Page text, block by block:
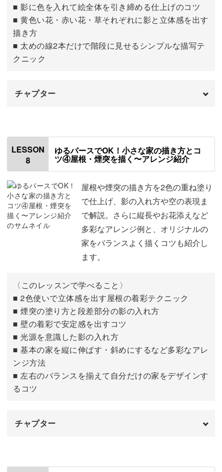
■ 影に色を入れて絵全体を引き締める仕上げのコツ
■ 黄色い花・赤い花・草それぞれに影と立体感を出す
描き方
■ 太めの線2本だけで階段に見せるシンプルな描写テ
クニック
チャプター
ガラスの塗り方について
ガラスを塗る
窓とドアを仕上げる 06:17
花や階段を描く 12:58
LESSON
8
ゆるパースでOK！小さな家の描き方とコ
ツ④屋根・煙突を描く〜アレンジ紹介
屋根や煙突の描き方を2色の重ね塗り
で仕上げ、影の入れ方や空の表現ま
で解説。さらに縦長やお花添えなど
多彩なアレンジ例と、オリジナルの
家をバランスよく描くコツも紹介し
ます。
〈このレッスンで学べること〉
■ 2色使いで立体感を出す屋根の着彩テクニック
■ 煙突の塗り方と段差部分の影の入れ方
■ 壁の着彩で安定感を出すコツ
■ 光源を意識した影の入れ方
■ 基本の家を縦に伸ばす・斜めにするなど多彩なアレ
ンジ方法
■ 左右のバランスを揃えて自分だけの家をデザインす
るコツ
チャプター
屋根と煙突を描く